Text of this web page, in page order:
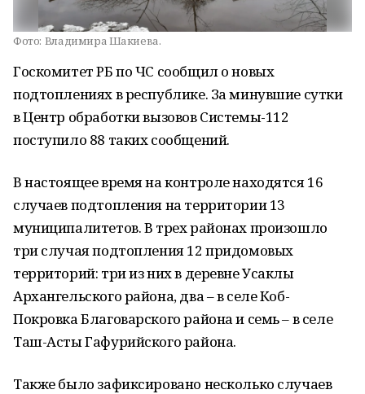
Фото: Владимира Шакиева.
Госкомитет РБ по ЧС сообщил о новых
подтоплениях в республике. За минувшие сутки
в Центр обработки вызовов Системы-112
поступило 88 таких сообщений.
В настоящее время на контроле находятся 16
случаев подтопления на территории 13
муниципалитетов. В трех районах произошло
три случая подтопления 12 придомовых
территорий: три из них в деревне Усаклы
Архангельского района, два – в селе Коб-
Покровка Благоварского района и семь – в селе
Таш-Асты Гафурийского района.
Также было зафиксировано несколько случаев